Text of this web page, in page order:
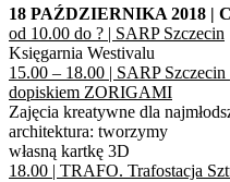
18 PAŹDZIERNIKA 2018 |
od 10.00 do ? | SARP Szczecin
Księgarnia Westivalu
15.00 – 18.00 | SARP
dopiskiem ZORIGAMI
Zajęcia kreatywne dla
architektura: tworzymy
własną kartkę 3D
18.00 | TRAFO. Trafostacja